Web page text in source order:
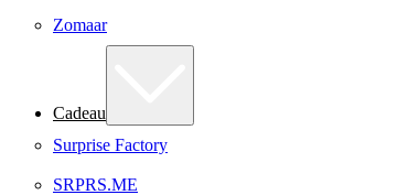
Zomaar
Cadeau
Surprise Factory
SRPRS.ME